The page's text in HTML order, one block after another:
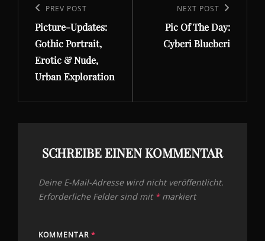
Previous
Post
PREV POST
Picture-Updates:
Gothic Portrait,
Erotic & Nude,
Urban Exploration
Post
NEXT POST
Pic Of The Day:
Cyberi Blueberi
SCHREIBE EINEN KOMMENTAR
Deine E-Mail-Adresse wird nicht veröffentlicht.
Erforderliche Felder sind mit *markiert
KOMMENTAR *